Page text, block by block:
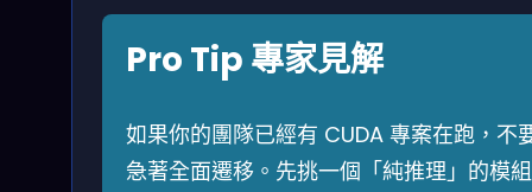
Pro Tip 專家見解
如果你的團隊已經有 CUDA 專案在跑，不
急著全面遷移。先挑一個「純推理」的模組